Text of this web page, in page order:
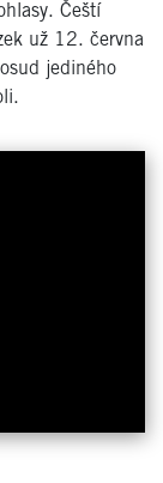
Čeští
už 12. června
jediného